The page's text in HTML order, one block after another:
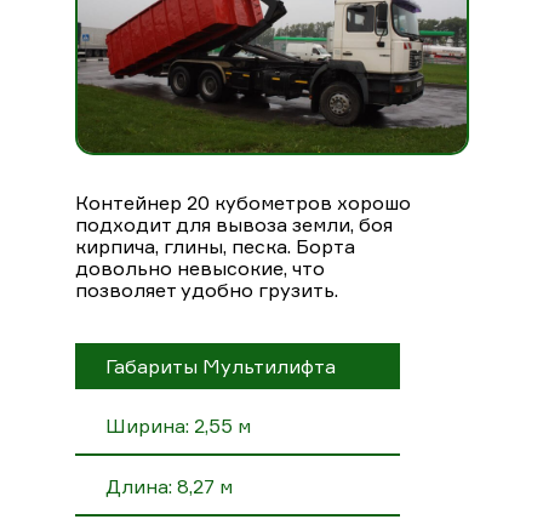
Контейнер 20 кубометров хорошо
подходит для вывоза земли, боя
кирпича, глины, песка. Борта
довольно невысокие, что
позволяет удобно грузить.
Габариты Мультилифта
Ширина: 2,55 м
Длина: 8,27 м